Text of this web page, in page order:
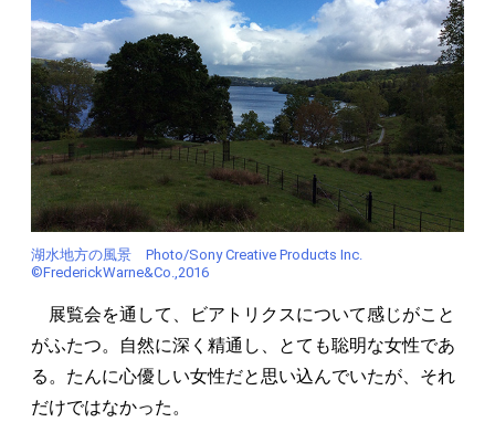
湖水地方の風景 Photo/Sony Creative Products Inc.
©FrederickWarne&Co.,2016
展覧会を通して、ビアトリクスについて感じがこと
がふたつ。自然に深く精通し、とても聡明な女性であ
る。たんに心優しい女性だと思い込んでいたが、それ
だけではなかった。